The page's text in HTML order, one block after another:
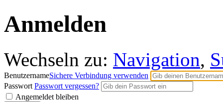
Anmelden
Wechseln zu: Navigation,
BenutzernameSichere Verbindung verwenden
Passwort Passwort vergessen?
Angemeldet bleiben